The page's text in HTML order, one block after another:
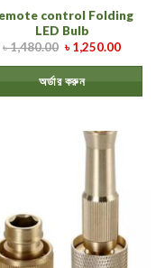
control Folding
LED Bulb
৳1,480.00 ৳1,250.00
অর্ডার করুন